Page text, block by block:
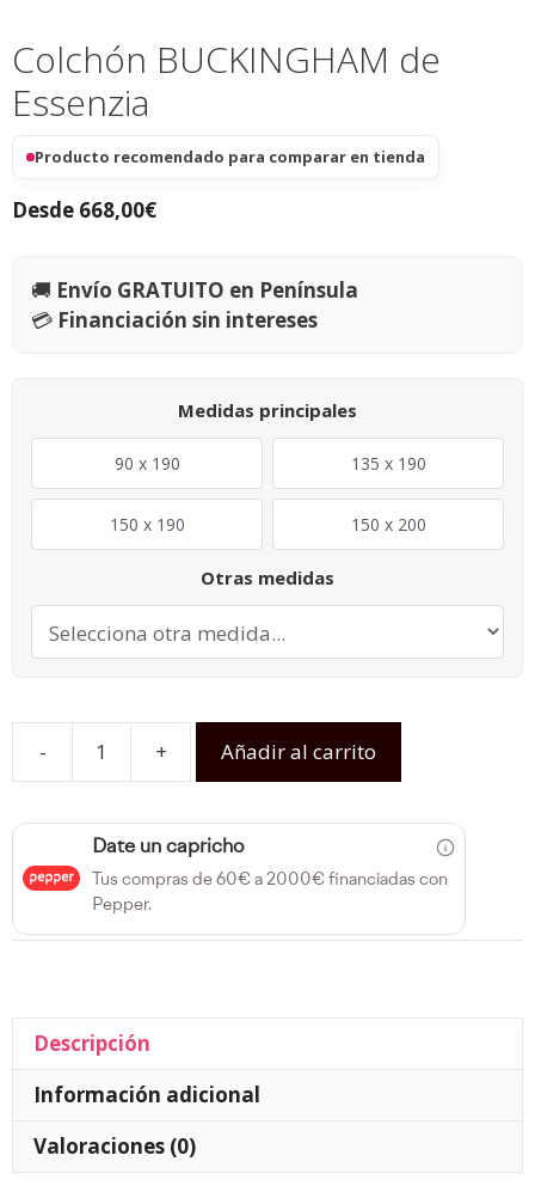
Colchón BUCKINGHAM de
Essenzia
Producto recomendado para comparar en tienda
Desde 668,00€
🚚 Envío GRATUITO en Península
💳 Financiación sin intereses
Medidas principales
90 x 190 135 x 190
150 x 190 150 x 200
Otras medidas
- + Añadir al carrito
Date un capricho
Tus compras de 60€ a 2000€ financiadas con
Pepper.
Descripción
Información adicional
Valoraciones (0)